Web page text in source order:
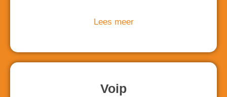
Lees meer
Voip